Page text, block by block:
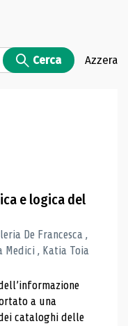
Cerca Azzera
e logica del
De Francesca ,
Medici , Katia Toia
a una
cataloghi delle